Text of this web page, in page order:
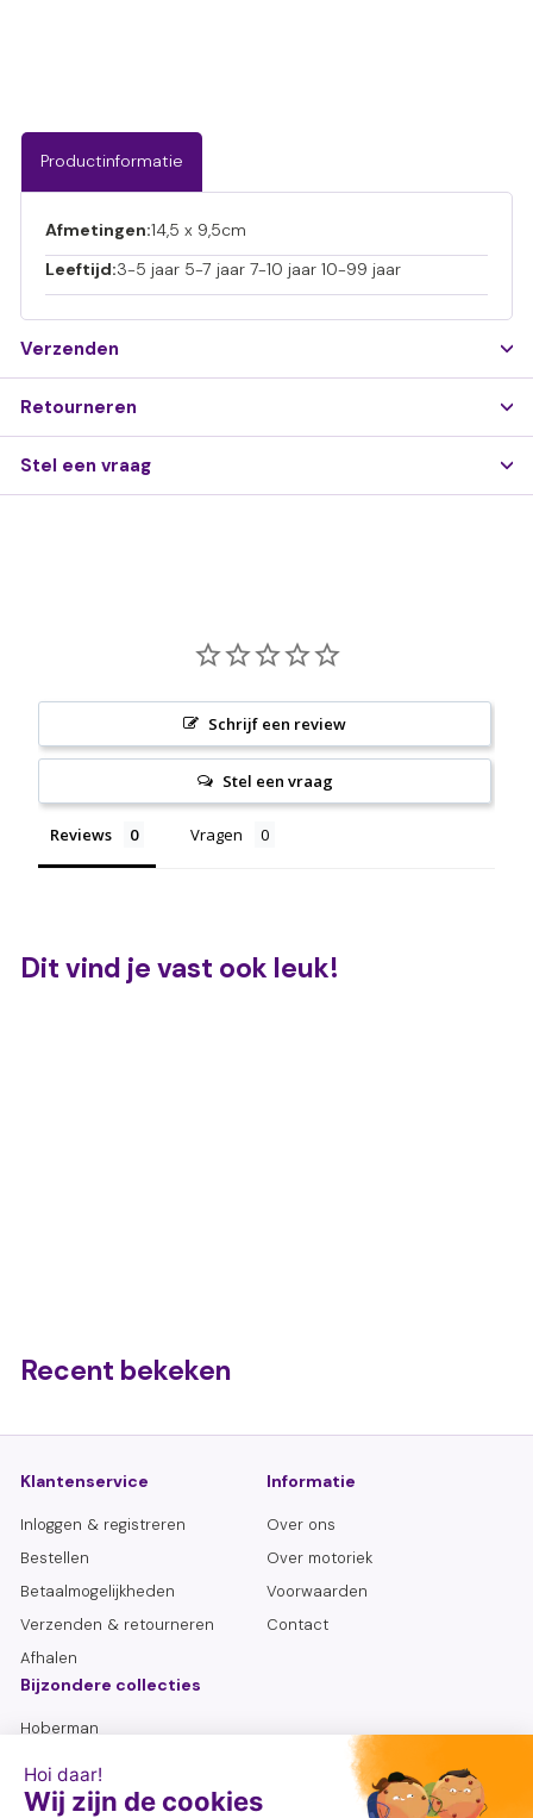
Productinformatie
Afmetingen:14,5 x 9,5cm
Leeftijd:3-5 jaar 5-7 jaar 7-10 jaar 10-99 jaar
Verzenden
Retourneren
Stel een vraag
Schrijf een review
Stel een vraag
Reviews Vragen
Dit vind je vast ook leuk!
5
Recent bekeken
Klantenservice
Inloggen & registreren
Bestellen
Betaalmogelijkheden
Verzenden & retourneren
Afhalen
Informatie
Over ons
Over motoriek
Voorwaarden
Contact
Bijzondere collecties
Hoberman
Sensoriek flessen